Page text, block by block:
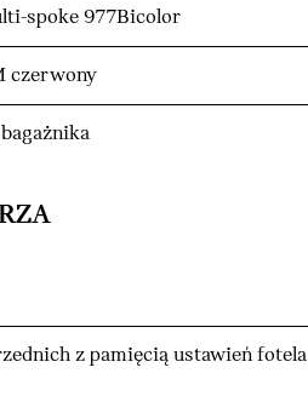
spoke 977Bicolor
czerwony
z pamięcią ustawień fotela